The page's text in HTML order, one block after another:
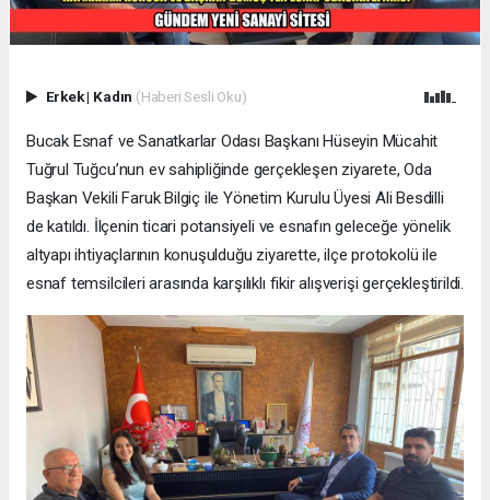
Erkek| Kadın (Haberi Sesli Oku)
Bucak Esnaf ve Sanatkarlar Odası Başkanı Hüseyin Mücahit
Tuğrul Tuğcu’nun ev sahipliğinde gerçekleşen ziyarete, Oda
Başkan Vekili Faruk Bilgiç ile Yönetim Kurulu Üyesi Ali Besdilli
de katıldı. İlçenin ticari potansiyeli ve esnafın geleceğe yönelik
altyapı ihtiyaçlarının konuşulduğu ziyarette, ilçe protokolü ile
esnaf temsilcileri arasında karşılıklı fikir alışverişi gerçekleştirildi.